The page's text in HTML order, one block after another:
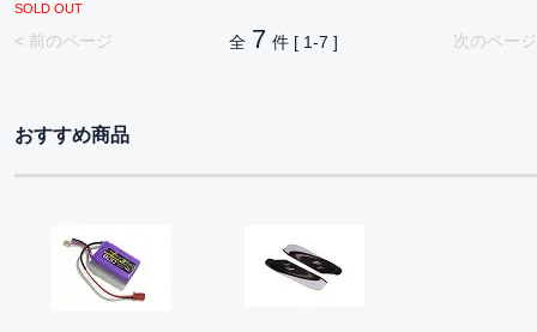
SOLD OUT
< 前のページ 次のペー
全 7 件 [ 1-7 ]
おすすめ商品